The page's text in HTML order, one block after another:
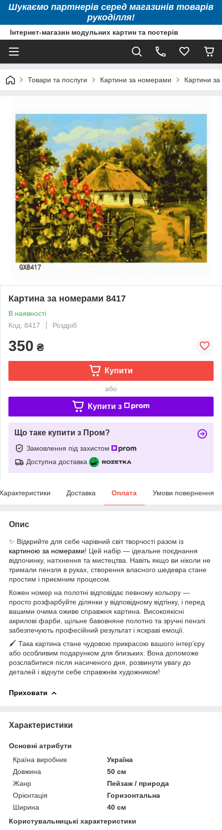
Шукаємо партнерів серед магазинів товарів
рукоділля!
Інтернет-магазин модульних картин та постерів
Товари та послуги Картини за номерами Картини
Картина за номерами 8417
В наявності
Код: 8417
Роздріб
350 ₴
Купити
або
Купити з
Що таке купити з Пром?
Замовлення під захистом
Доступна доставка
Доставка Оплата Умови повернення
Опис
✨ Відкрийте для себе чарівний світ творчості разом із
картиною за номерами! Цей набір — ідеальне поєднання
відпочинку, натхнення та мистецтва. Навіть якщо ви ніколи не
тримали пензля в руках, створення власного шедевра стане
простим і приємним процесом.
Кожен номер на полотні відповідає певному кольору —
просто розфарбуйте ділянки у відповідному відтінку, і перед
вашими очима оживе справжня картина. Високоякісні
акрилові фарби, щільне бавовняне полотно та зручні пензлі
забезпечують професійний результат і яскраві емоції.
🖌 Така картина стане чудовою прикрасою вашого інтер’єру
або особливим подарунком для близьких. Вона допоможе
розслабитися після насиченого дня, розвинути увагу до
деталей і відчути себе справжнім художником!
Приховати
Характеристики
Основні атрибути
Країна виробник
Україна
Довжина
50 см
Жанр
Пейзаж / природа
Орієнтація
Горизонтальна
Ширина
40 см
Користувальницькі характеристики